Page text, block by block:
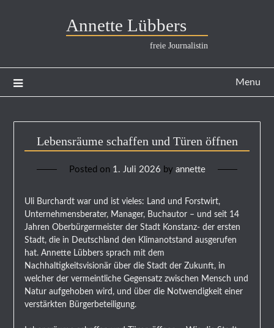
Annette Lübbers
freie Journalistin
Menu
Lebensräume schaffen und Türen öffnen
Posted on 1. Juli 2026 by annette
Uli Burchardt war und ist vieles: Land und Forstwirt,
Unternehmensberater, Manager, Buchautor – und seit 14
Jahren Oberbürgermeister der Stadt Konstanz- der ersten
Stadt, die in Deutschland den Klimanotstand ausgerufen
hat. Annette Lübbers sprach mit dem
Nachhaltigkeitsvisionär über die Stadt der Zukunft, in
welcher der vermeintliche Gegensatz zwischen Mensch und
Natur aufgehoben wird, und über die Notwendigkeit einer
verstärkten Bürgerbeteiligung.